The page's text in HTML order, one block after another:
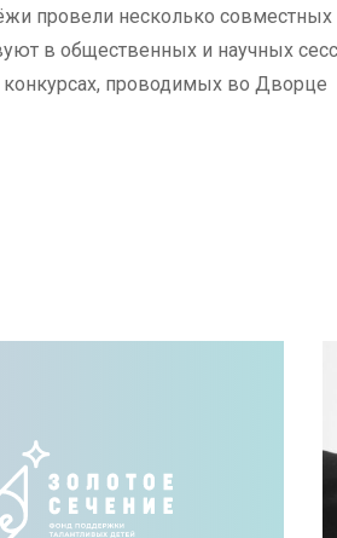
провели несколько совместных
в общественных и научных
проводимых во Дворце